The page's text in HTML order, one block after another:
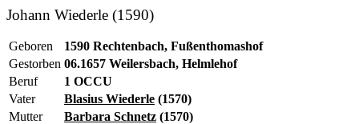
Johann Wiederle (1590)
Geboren
1590 Rechtenbach, Fußenthomashof
Gestorben 06.1657 Weilersbach, Helmlehof
Beruf
1 OCCU
Vater
Blasius Wiederle (1570)
Mutter
Barbara Schnetz (1570)